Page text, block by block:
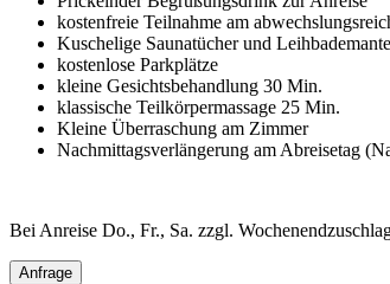
kostenfreie Teilnahme am
Kuschelige Saunatücher und
kostenlose Parkplätze
kleine Gesichtsbehandlung 30 Min.
klassische Teilkörpermassage 25 Min.
Kleine Überraschung am Zimmer
Nachmittagsverlängerung am Abreisetag
Bei Anreise Do., Fr., Sa. zzgl.